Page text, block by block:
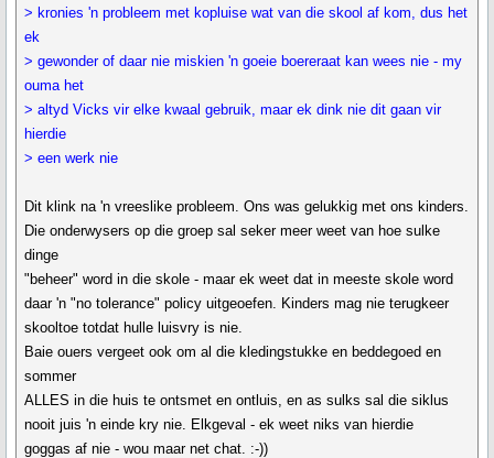
> kronies 'n probleem met kopluise wat van die skool af kom, dus het
ek
> gewonder of daar nie miskien 'n goeie boereraat kan wees nie - my
ouma het
> altyd Vicks vir elke kwaal gebruik, maar ek dink nie dit gaan vir
hierdie
> een werk nie
Dit klink na 'n vreeslike probleem. Ons was gelukkig met ons kinders.
Die onderwysers op die groep sal seker meer weet van hoe sulke
dinge
"beheer" word in die skole - maar ek weet dat in meeste skole word
daar 'n "no tolerance" policy uitgeoefen. Kinders mag nie terugkeer
skooltoe totdat hulle luisvry is nie.
Baie ouers vergeet ook om al die kledingstukke en beddegoed en
sommer
ALLES in die huis te ontsmet en ontluis, en as sulks sal die siklus
nooit juis 'n einde kry nie. Elkgeval - ek weet niks van hierdie
goggas af nie - wou maar net chat. :-))